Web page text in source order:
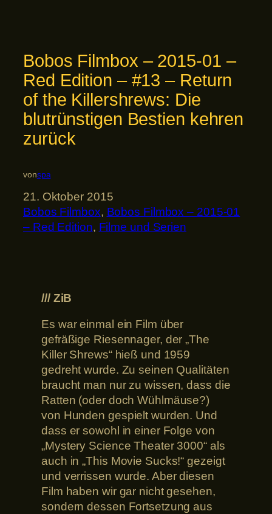
Bobos Filmbox – 2015-01 –
Red Edition – #13 – Return
of the Killershrews: Die
blutrünstigen Bestien kehren
zurück
vonspa
21. Oktober 2015
Bobos Filmbox, Bobos Filmbox – 2015-01
– Red Edition, Filme und Serien
/// ZiB
Es war einmal ein Film über
gefräßige Riesennager, der „The
Killer Shrews“ hieß und 1959
gedreht wurde. Zu seinen Qualitäten
braucht man nur zu wissen, dass die
Ratten (oder doch Wühlmäuse?)
von Hunden gespielt wurden. Und
dass er sowohl in einer Folge von
„Mystery Science Theater 3000“ als
auch in „This Movie Sucks!“ gezeigt
und verrissen wurde. Aber diesen
Film haben wir gar nicht gesehen,
sondern dessen Fortsetzung aus